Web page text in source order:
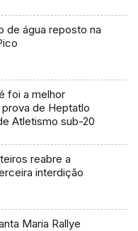
de água reposto na
foi a melhor
de Heptatlo
Atletismo sub-20
reabre a
interdição
Maria Rallye